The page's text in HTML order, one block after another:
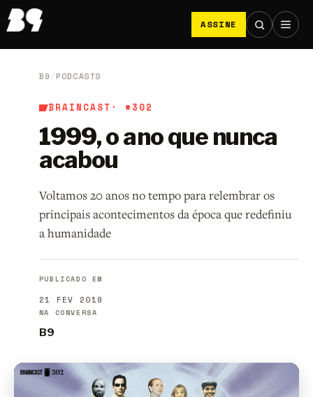
ASSINE
B9 / PODCASTS
BRAINCAST · #302
1999, o ano que nunca
acabou
Voltamos 20 anos no tempo para relembrar os
principais acontecimentos da época que redefiniu
a humanidade
PUBLICADO EM
21 FEV 2019
NA CONVERSA
B9